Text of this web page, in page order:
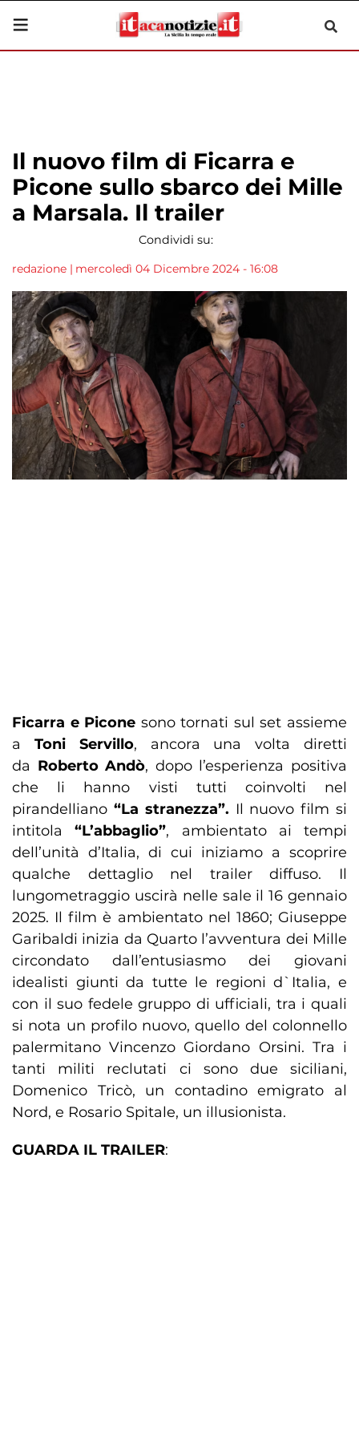
Il nuovo film di Ficarra e
Picone sullo sbarco dei Mille
a Marsala. Il trailer
Condividi su:
redazione | mercoledì 04 Dicembre 2024 - 16:08
Ficarra e Picone sono tornati sul set assieme
a Toni Servillo, ancora una volta diretti
da Roberto Andò, dopo l’esperienza positiva
che li hanno visti tutti coinvolti nel
pirandelliano “La stranezza”. Il nuovo film si
intitola“L’abbaglio”,
ambientato ai tempi
dell’unità d’Italia, di cui iniziamo a scoprire
qualche dettaglio nel trailer diffuso. Il
lungometraggio uscirà nelle sale il 16 gennaio
2025. Il film è ambientato nel 1860; Giuseppe
Garibaldi inizia da Quarto l’avventura dei Mille
circondato dall’entusiasmo dei giovani
idealisti giunti da tutte le regioni d`Italia, e
con il suo fedele gruppo di ufficiali, tra i quali
si nota un profilo nuovo, quello del colonnello
palermitano Vincenzo Giordano Orsini. Tra i
tanti militi reclutati ci sono due siciliani,
Domenico Tricò, un contadino emigrato al
Nord, e Rosario Spitale, un illusionista.
GUARDA IL TRAILER: